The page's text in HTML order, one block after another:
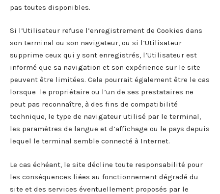
pas toutes disponibles.
Si l’Utilisateur refuse l’enregistrement de Cookies dans
son terminal ou son navigateur, ou si l’Utilisateur
supprime ceux qui y sont enregistrés, l’Utilisateur est
informé que sa navigation et son expérience sur le site
peuvent être limitées. Cela pourrait également être le cas
lorsque le propriétaire ou l’un de ses prestataires ne
peut pas reconnaître, à des fins de compatibilité
technique, le type de navigateur utilisé par le terminal,
les paramètres de langue et d’affichage ou le pays depuis
lequel le terminal semble connecté à Internet.
Le cas échéant, le site décline toute responsabilité pour
les conséquences liées au fonctionnement dégradé du
site et des services éventuellement proposés par le